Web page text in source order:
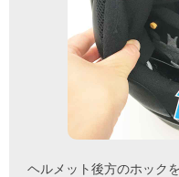
ヘルメット後方のホック